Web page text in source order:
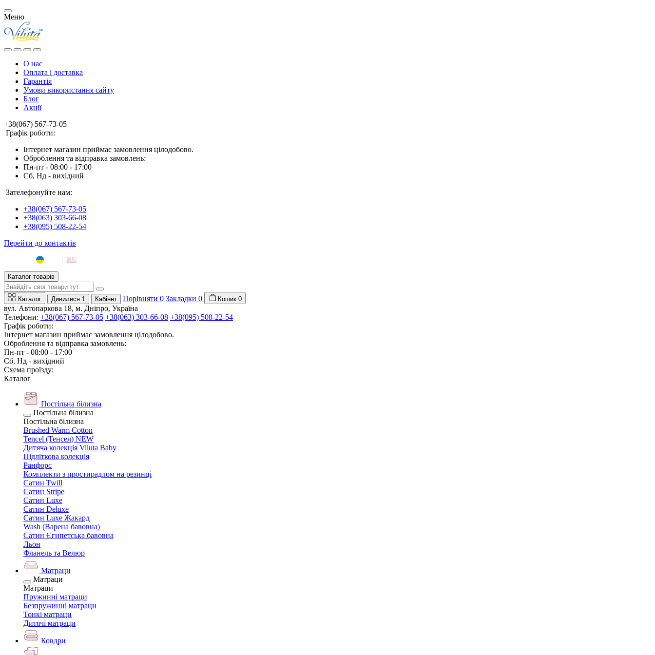
Меню
О нас
Оплата і доставка
Гарантія
Умови використання сайту
Блог
Акції
+38(067) 567-73-05
Графік роботи:
Інтернет магазин приймає замовлення цілодобово.
Оброблення та відправка замовлень:
Пн-пт - 08:00 - 17:00
Сб, Нд - вихідний
Зателефонуйте нам:
+38(067) 567-73-05
+38(063) 303-66-08
+38(095) 508-22-54
Перейти до контактів
| RU
Каталог товарів
Каталог Дивилися 1 Кабінет Порівняти 0 Закладки 0 Кошик 0
вул. Автопаркова 18, м. Дніпро, Україна
Телефони: +38(067) 567-73-05 +38(063) 303-66-08 +38(095) 508-22-54
Графік роботи:
Інтернет магазин приймає замовлення цілодобово.
Оброблення та відправка замовлень:
Пн-пт - 08:00 - 17:00
Сб, Нд - вихідний
Схема проїзду:
Каталог
Постільна білизна
Постільна білизна
Постільна білизна
Brushed Warm Cotton
Tencel (Тенсел) NEW
Дитяча колекція Viluta Baby
Підліткова колекція
Ранфорс
Комплекти з простирадлом на резинці
Сатин Twill
Сатин Stripe
Сатин Luxe
Сатин Deluxe
Сатин Luxe Жакард
Wash (Варена бавовна)
Сатин Єгипетська бавовна
Льон
Фланель та Велюр
Матраци
Матраци
Матраци
Пружинні матраци
Безпружинні матраци
Тонкі матраци
Дитячі матраци
Ковдри